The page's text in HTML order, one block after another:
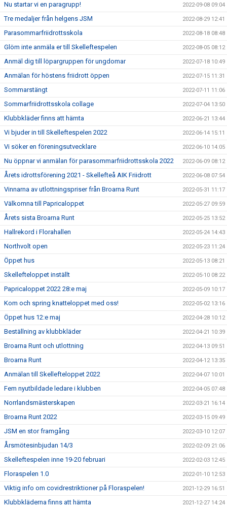
Nu startar vi en paragrupp! 2022-09-08 09:04
Tre medaljer från helgens JSM 2022-08-29 12:41
Parasommarfriidrottsskola 2022-08-18 08:48
Glöm inte anmäla er till Skelleftespelen 2022-08-05 08:12
Anmäl dig till löpargruppen för ungdomar 2022-07-18 10:49
Anmälan för höstens friidrott öppen 2022-07-15 11:31
Sommarstängt 2022-07-11 11:06
Sommarfriidrottsskola collage 2022-07-04 13:50
Klubbkläder finns att hämta 2022-06-21 13:44
Vi bjuder in till Skelleftespelen 2022 2022-06-14 15:11
Vi söker en föreningsutvecklare 2022-06-10 14:05
Nu öppnar vi anmälan för parasommarfriidrottsskola 2022 2022-06-09 08:12
Årets idrottsförening 2021 - Skellefteå AIK Friidrott 2022-06-08 07:54
Vinnarna av utlottningspriser från Broarna Runt 2022-05-31 11:17
Välkomna till Papricaloppet 2022-05-27 09:59
Årets sista Broarna Runt 2022-05-25 13:52
Hallrekord i Florahallen 2022-05-24 14:43
Northvolt open 2022-05-23 11:24
Öppet hus 2022-05-13 08:21
Skellefteloppet inställt 2022-05-10 08:22
Papricaloppet 2022 28:e maj 2022-05-09 10:17
Kom och spring knatteloppet med oss! 2022-05-02 13:16
Öppet hus 12:e maj 2022-04-28 10:12
Beställning av klubbkläder 2022-04-21 10:39
Broarna Runt och utlottning 2022-04-13 09:51
Broarna Runt 2022-04-12 13:35
Anmälan till Skellefteloppet 2022 2022-04-07 10:01
Fem nyutbildade ledare i klubben 2022-04-05 07:48
Norrlandsmästerskapen 2022-03-21 16:14
Broarna Runt 2022 2022-03-15 09:49
JSM en stor framgång 2022-03-10 12:07
Årsmötesinbjudan 14/3 2022-02-09 21:06
Skelleftespelen inne 19-20 februari 2022-02-03 12:45
Floraspelen 1.0 2022-01-10 12:53
Viktig info om covidrestriktioner på Floraspelen! 2021-12-29 16:51
Klubbkläderna finns att hämta 2021-12-27 14:24